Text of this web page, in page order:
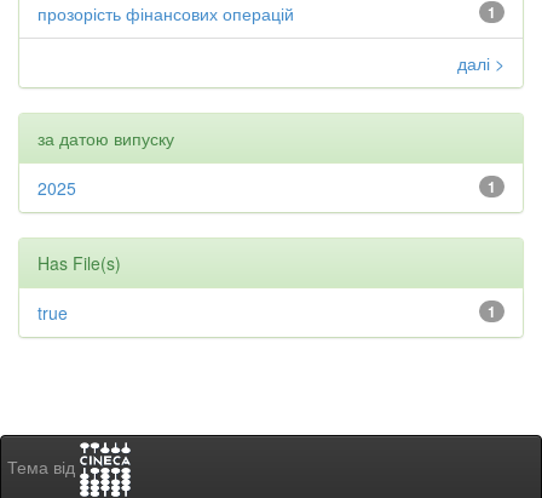
1
прозорість фінансових операцій
далі >
за датою випуску
1
2025
Has File(s)
1
true
Тема від